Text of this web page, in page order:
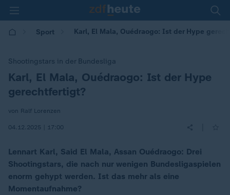
Sport Karl, El Mala, Ouédraogo: Ist der Hype
Shootingstars in der Bundesliga
:Karl, El Mala, Ouédraogo: Ist der Hype
gerechtfertigt?
von Ralf Lorenzen
04.12.2025 | 17:00
Lennart Karl, Said El Mala, Assan Ouédraogo: Drei
Shootingstars, die nach nur wenigen Bundesligaspielen
enorm gehypt werden. Ist das mehr als eine
Momentaufnahme?